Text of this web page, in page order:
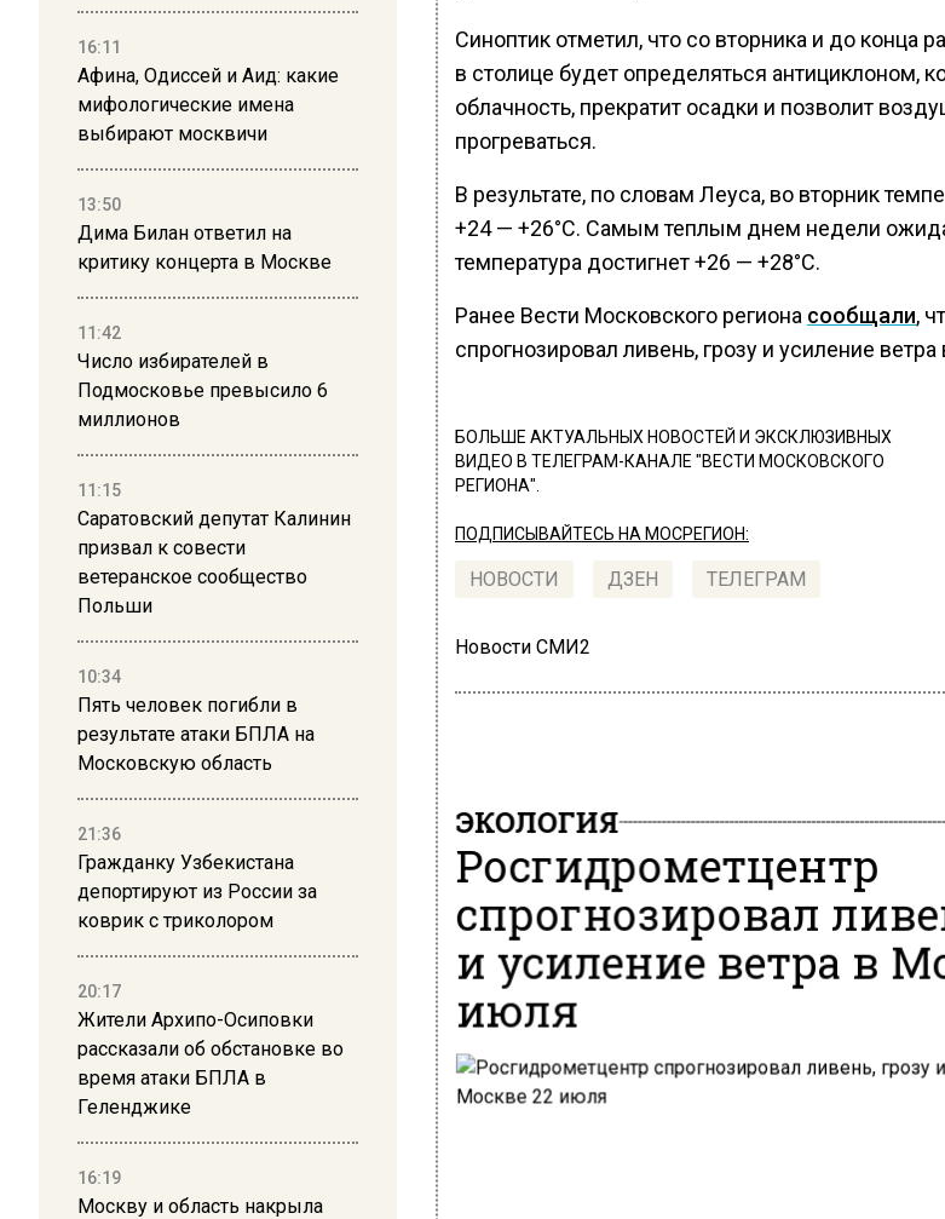
16:11
Афина, Одиссей и Аид: какие
мифологические имена
выбирают москвичи
13:50
Дима Билан ответил на
критику концерта в Москве
11:42
Число избирателей в
Подмосковье превысило 6
миллионов
11:15
Саратовский депутат Калинин
призвал к совести
ветеранское сообщество
Польши
10:34
Пять человек погибли в
результате атаки БПЛА на
Московскую область
21:36
Гражданку Узбекистана
депортируют из России за
коврик с триколором
20:17
Жители Архипо-Осиповки
рассказали об обстановке во
время атаки БПЛА в
Геленджике
16:19
Москву и область накрыла
Синоптик отметил, что со вторника и до конца
в столице будет определяться антициклоном,
облачность, прекратит осадки и позволит
прогреваться.
В результате, по словам Леуса, во вторник
+24 — +26°C. Самым теплым днем недели
температура достигнет +26 — +28°C.
Ранее Вести Московского региона сообщали,
спрогнозировал ливень, грозу и усиление
БОЛЬШЕ АКТУАЛЬНЫХ НОВОСТЕЙ И ЭКСКЛЮЗИВНЫХ
ВИДЕО В ТЕЛЕГРАМ-КАНАЛЕ "ВЕСТИ МОСКОВСКОГО
РЕГИОНА".
ПОДПИСЫВАЙТЕСЬ НА МОСРЕГИОН:
НОВОСТИ ДЗЕН ТЕЛЕГРАМ
Новости СМИ2
ЭКОЛОГИЯ
Росгидрометцентр
спрогнозировал
и усиление ветра в
июля